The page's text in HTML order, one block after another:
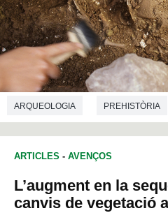
ARQUEOLOGIA PREHISTÒRIA
ARTICLES - AVENÇOS
L’augment en la
canvis de vegetació